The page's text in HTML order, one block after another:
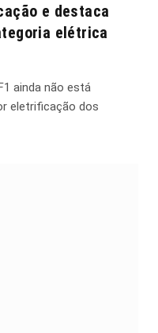
e destaca
elétrica
ainda não está
eletrificação dos